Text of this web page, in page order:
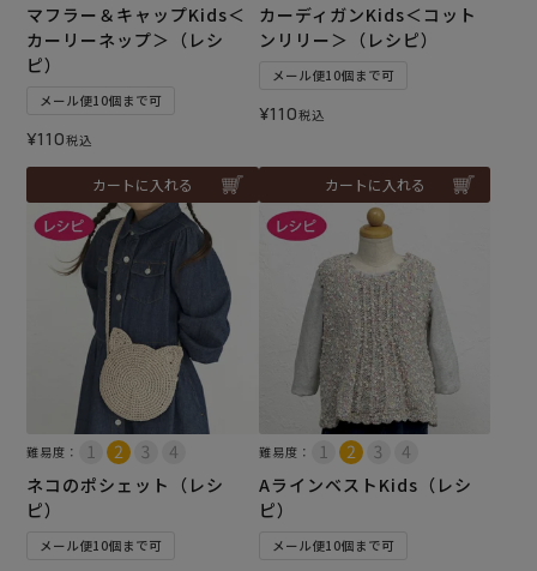
マフラー＆キャップKids＜
カーリーネップ＞（レシ
ピ）
メール便10個まで可
¥110税込
カートに入れる
カーディガンKids＜コット
ンリリー＞（レシピ）
メール便10個まで可
¥110税込
カートに入れる
難易度：
ネコのポシェット（レシ
ピ）
メール便10個まで可
難易度：
AラインベストKids（レシ
ピ）
メール便10個まで可